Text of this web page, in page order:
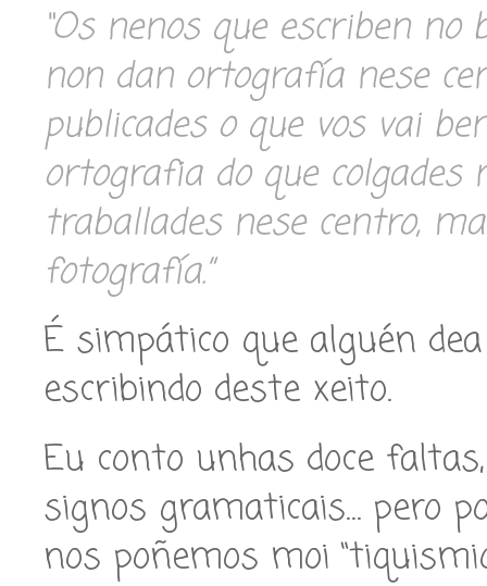
“Os nenos que escriben no
non dan ortografía nese
publicades o que vos vai
ortografia do que colgades
traballades nese centro,
fotografía.”
É simpático que alguén
escribindo deste xeito.
Eu conto unhas doce
signos gramaticais… pero
nos poñemos moi